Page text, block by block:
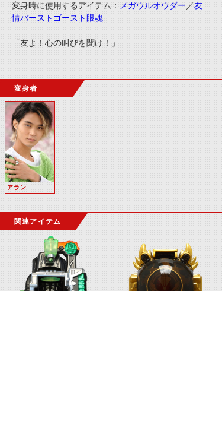
変身時に使用するアイテム：
メガウルオウダー ／友
情バーストゴースト眼魂
「友よ！心の叫びを聞け！」
変身者
アラン
関連アイテム